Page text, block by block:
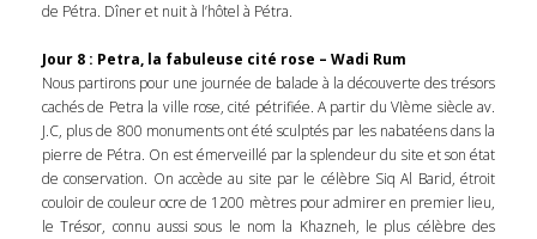
de Pétra. Dîner et nuit à l’hôtel à Pétra.
Jour 8 : Petra, la fabuleuse cité rose – Wadi Rum
Nous partirons pour une journée de balade à la découverte des trésors
cachés de Petra la ville rose, cité pétrifiée. A partir du VIème siècle av.
J.C, plus de 800 monuments ont été sculptés par les nabatéens dans la
pierre de Pétra. On est émerveillé par la splendeur du site et son état
de conservation. On accède au site par le célèbre Siq Al Barid, étroit
couloir de couleur ocre de 1200 mètres pour admirer en premier lieu,
le Trésor, connu aussi sous le nom la Khazneh, le plus célèbre des